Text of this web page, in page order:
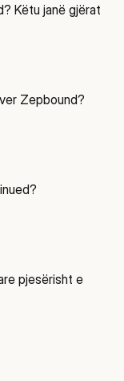
Këtu janë gjërat
Zepbound?
pjesërisht e